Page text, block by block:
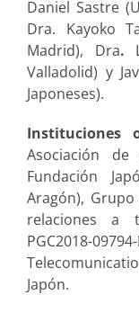
Daniel Sastre
Dra. Kayoko
Madrid), Dra.
Valladolid) y
Japoneses).
Instituciones
Asociación de
Fundación
Aragón),
relaciones a
PGC2018-
Japón.